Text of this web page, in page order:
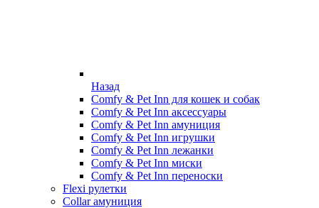
Назад
Comfy & Pet Inn для кошек и собак
Comfy & Pet Inn аксессуары
Comfy & Pet Inn амуниция
Comfy & Pet Inn игрушки
Comfy & Pet Inn лежанки
Comfy & Pet Inn миски
Comfy & Pet Inn переноски
Flexi рулетки
Collar амуниция